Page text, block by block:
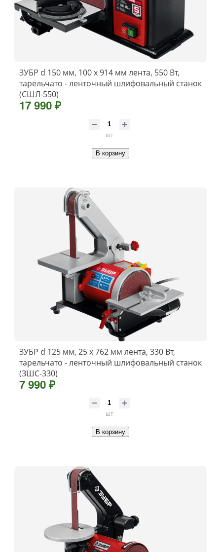
ЗУБР d 150 мм, 100 х 914 мм лента, 550 Вт,
тарельчато - ленточный шлифовальный станок
(СШЛ-550)
17 990 ₽
шт
В корзину
ЗУБР d 125 мм, 25 х 762 мм лента, 330 Вт,
тарельчато - ленточный шлифовальный станок
(ЗШС-330)
7 990 ₽
шт
В корзину